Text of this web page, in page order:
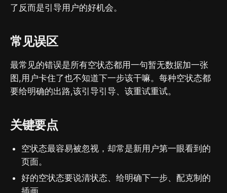
了反而是引导用户的好机会。
常见误区
最常见的错误是所有空状态都用一句暂无数据加一张
图,用户卡住了也不知道下一步该干嘛。每种空状态都
要给明确的出路,该引导引导、该重试重试。
关键要点
空状态最容易被忽视，却常是新用户第一眼看到的
页面。
好的空状态要说清状态、给明确下一步、配克制的